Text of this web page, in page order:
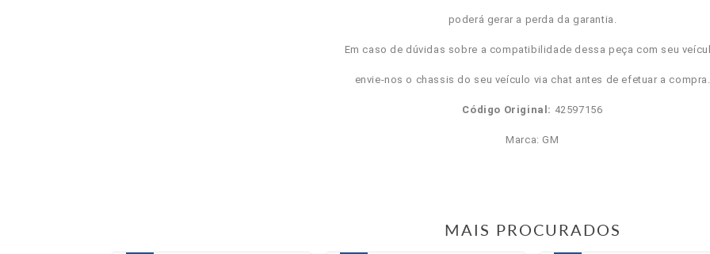
poderá gerar a perda da garantia.
Em caso de dúvidas sobre a compatibilidade dessa peça com seu
envie-nos o chassis do seu veículo via chat antes de efetuar a compra.
Código Original: 42597156
Marca: GM
MAIS PROCURADOS